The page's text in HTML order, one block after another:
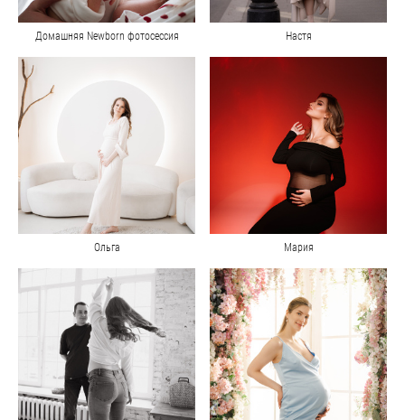
Домашняя Newborn фотосессия Настя
Ольга Мария